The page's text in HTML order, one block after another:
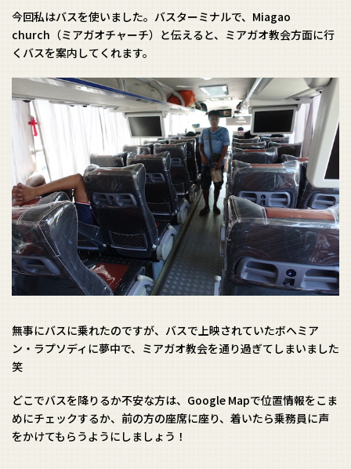
今回私はバスを使いました。バスターミナルで、Miagao
church（ミアガオチャーチ）と伝えると、ミアガオ教会方面に行
くバスを案内してくれます。
無事にバスに乗れたのですが、バスで上映されていたボヘミア
ン・ラプソディに夢中で、ミアガオ教会を通り過ぎてしまいました
笑
どこでバスを降りるか不安な方は、Google Mapで位置情報をこま
めにチェックするか、前の方の座席に座り、着いたら乗務員に声
をかけてもらうようにしましょう！